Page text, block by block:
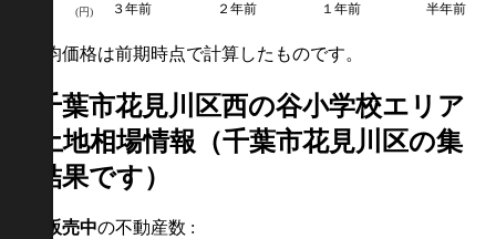
３年前 ２年前 １年前 半年前
(円)
※平均価格は前期時点で計算したものです。
千葉市花見川区西の谷小学校エリア
の土地相場情報（千葉市花見川区の集
計結果です）
販売中の不動産数 :